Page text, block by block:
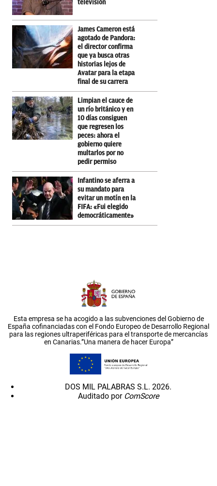
televisión
James Cameron está
agotado de Pandora:
el director confirma
que ya busca otras
historias lejos de
Avatar para la etapa
final de su carrera
Limpian el cauce de
un río británico y en
10 días consiguen
que regresen los
peces: ahora el
gobierno quiere
multarlos por no
pedir permiso
Infantino se aferra a
su mandato para
evitar un motín en la
FIFA: «Fui elegido
democráticamente»
Esta empresa se ha acogido a las subvenciones del Gobierno de
España cofinanciadas con el Fondo Europeo de Desarrollo Regional
para las regiones ultraperiféricas para el transporte de mercancías
en Canarias.”Una manera de hacer Europa”
DOS MIL PALABRAS S.L. 2026.
Auditado por ComScore